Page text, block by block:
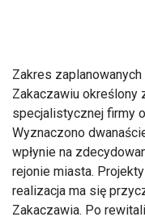
Zakres
Zakaczawiu określony
specjalistycznej firmy
Wyznaczono
wpłynie na
rejonie miasta.
realizacja ma się
Zakaczawia. Po